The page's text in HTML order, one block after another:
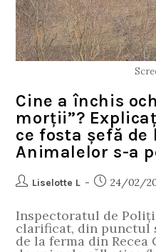
Cine a închis
morții”?
ce fosta șefă de
Animalelor s-a
Liselotte L 24/02/
Inspectoratul de
clarificat, din punctul
de la ferma din